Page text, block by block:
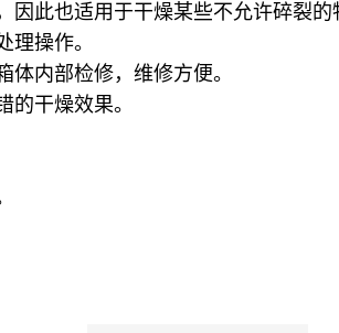
此也适用于干燥某些不允许碎裂的
理操作。
体内部检修，维修方便。
的干燥效果。